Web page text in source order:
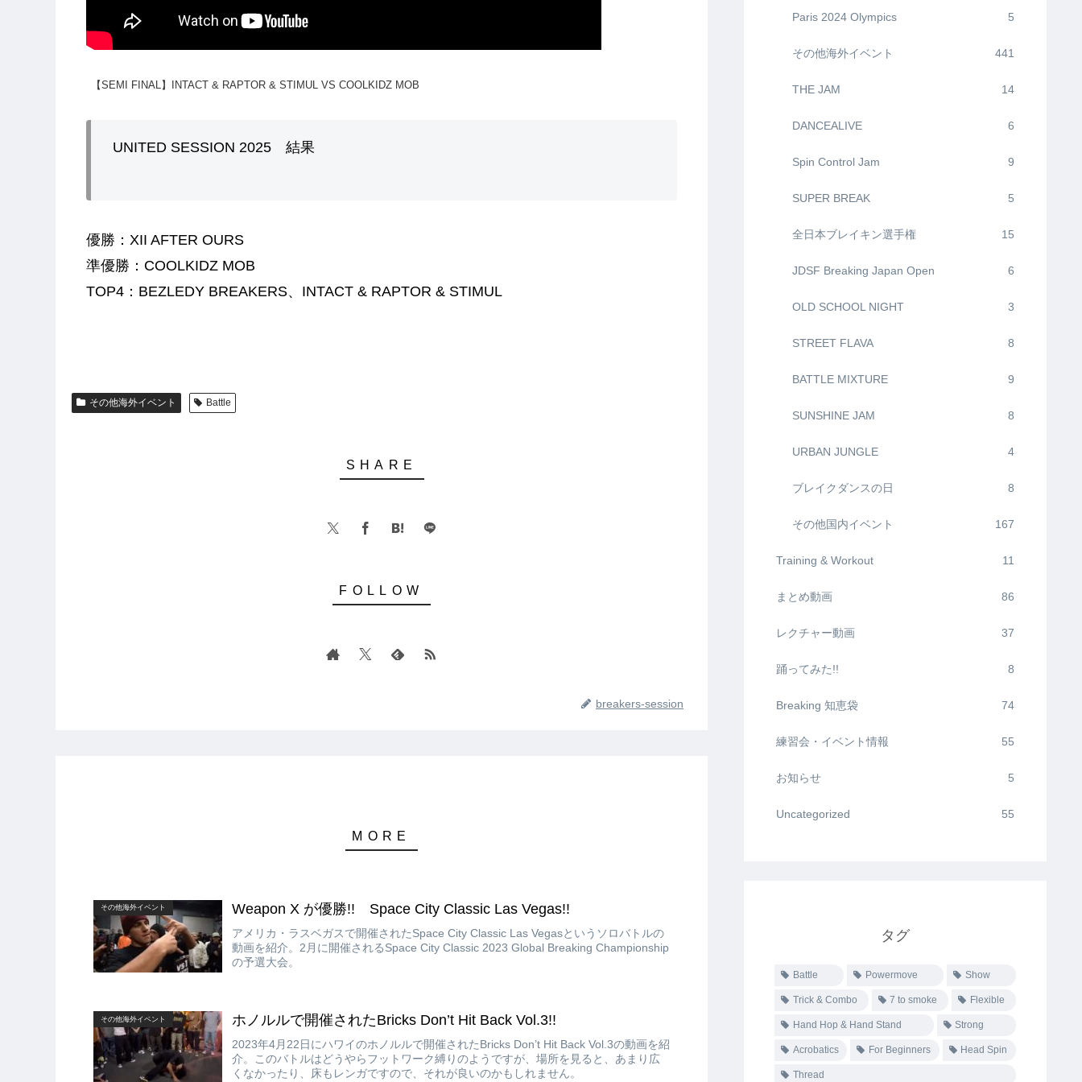
【SEMI FINAL】INTACT & RAPTOR & STIMUL VS COOLKIDZ MOB
UNITED SESSION 2025 結果
優勝：XII AFTER OURS
準優勝：COOLKIDZ MOB
TOP4：BEZLEDY BREAKERS、INTACT & RAPTOR & STIMUL
その他海外イベント Battle
breakers-session
その他海外イベント Weapon X が優勝!! Space City Classic Las Vegas!!
アメリカ・ラスベガスで開催されたSpace City Classic Las Vegasというソロバトルの
動画を紹介。2月に開催されるSpace City Classic 2023 Global Breaking Championship
の予選大会。
その他海外イベント ホノルルで開催されたBricks Don’t Hit Back Vol.3!!
2023年4月22日にハワイのホノルルで開催されたBricks Don’t Hit Back Vol.3の動画を紹
介。このバトルはどうやらフットワーク縛りのようですが、場所を見ると、あまり広
くなかったり、床もレンガですので、それが良いのかもしれません。
Paris 2024 Olympics 5
その他海外イベント 441
THE JAM 14
DANCEALIVE 6
Spin Control Jam 9
SUPER BREAK 5
全日本ブレイキン選手権 15
JDSF Breaking Japan Open 6
OLD SCHOOL NIGHT 3
STREET FLAVA 8
BATTLE MIXTURE 9
SUNSHINE JAM 8
URBAN JUNGLE 4
ブレイクダンスの日 8
その他国内イベント 167
Training & Workout 11
まとめ動画 86
レクチャー動画 37
踊ってみた!! 8
Breaking 知恵袋 74
練習会・イベント情報 55
お知らせ 5
Uncategorized 55
タグ
Battle Powermove Show
Trick & Combo 7 to smoke Flexible
Hand Hop & Hand Stand Strong
Acrobatics For Beginners Head Spin
Thread